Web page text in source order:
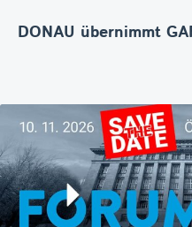
DONAU übernimmt